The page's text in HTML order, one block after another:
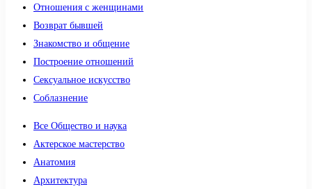
Отношения с женщинами
Возврат бывшей
Знакомство и общение
Построение отношений
Сексуальное искусство
Соблазнение
Все Общество и наука
Актерское мастерство
Анатомия
Архитектура